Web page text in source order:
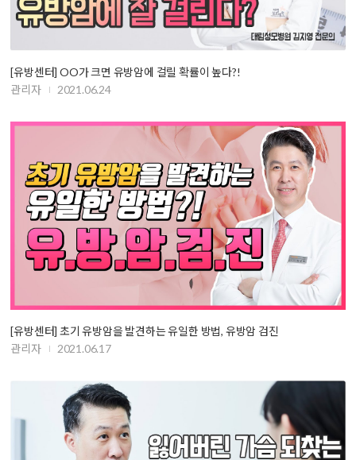
[유방센터] OO가 크면 유방암에 걸릴 확률이 높다?!
관리자
2021.06.24
[유방센터] 초기 유방암을 발견하는 유일한 방법, 유방암 검진
관리자
2021.06.17